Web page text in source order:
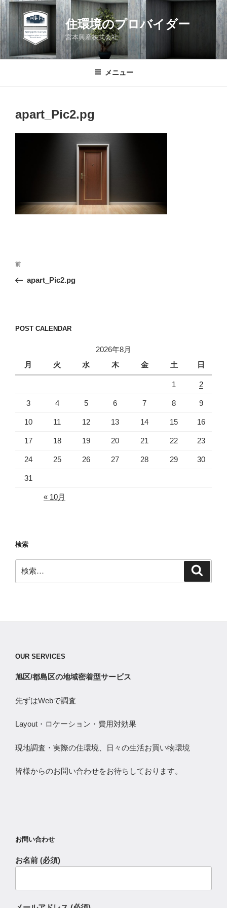
コ
ン
テ
ン
ツ
住環境のプロバイダー
宮本興産株式会社
メニュー
apart_Pic2.pg
投
ナ
ー
ン
前
の
前
apart_Pic2.pg
POST CALENDAR
2026年8月
月
火 水 木 金 土 日
1 2
3 4 5 6 7 8 9
10 11 12 13 14 15 16
17 18 19 20 21 22 23
24 25 26 27 28 29 30
31
« 10月
検索
索:
OUR SERVICES
旭区/都島区の地域密着型サービス
先ずはWebで調査
Layout・ロケーション・費用対効果
現地調査・実際の住環境、日々の生活お買い物環境
皆様からのお問い合わせをお待ちしております。
お問い合わせ
お名前 (必須)